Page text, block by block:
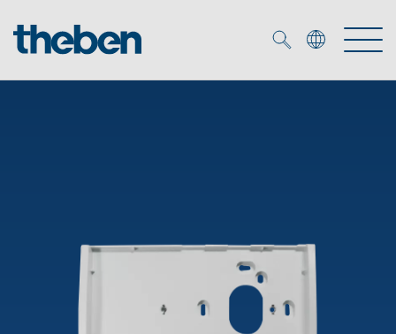
Inteligentny dom
DALI
Katalogi
Rozwiązania